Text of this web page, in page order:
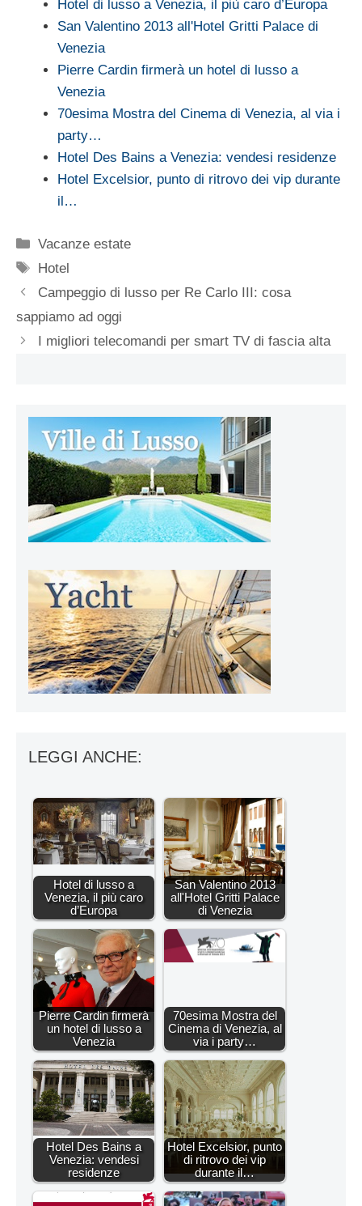
Hotel di lusso a Venezia, il più caro d’Europa
San Valentino 2013 all'Hotel Gritti Palace di
Venezia
Pierre Cardin firmerà un hotel di lusso a
Venezia
70esima Mostra del Cinema di Venezia, al via i
party…
Hotel Des Bains a Venezia: vendesi residenze
Hotel Excelsior, punto di ritrovo dei vip durante
il…
Categorie
Vacanze estate
Tag
Hotel
Campeggio di lusso per Re Carlo III: cosa
sappiamo ad oggi
I migliori telecomandi per smart TV di fascia alta
LEGGI ANCHE:
Hotel di lusso a
Venezia, il più caro
d’Europa
San Valentino 2013
all'Hotel Gritti Palace
di Venezia
Pierre Cardin firmerà
un hotel di lusso a
Venezia
70esima Mostra del
Cinema di Venezia, al
via i party…
Hotel Des Bains a
Venezia: vendesi
residenze
Hotel Excelsior, punto
di ritrovo dei vip
durante il…